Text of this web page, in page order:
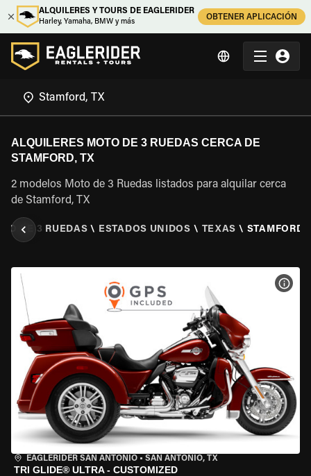
ALQUILERES Y TOURS DE EAGLERIDER
Harley, Yamaha, BMW y más
OBTENER APLICACIÓN
ALQUILERES MOTO DE 3 RUEDAS CERCA DE
STAMFORD, TX
2 modelos Moto de 3 Ruedas listados para alquilar cerca
de Stamford, TX
DE 3 RUEDAS \ ESTADOS UNIDOS \ TEXAS \ STAMFORD,
EAGLERIDER SAN ANTONIO • SAN ANTONIO, TX
TRI GLIDE® ULTRA - CUSTOMIZED
VER